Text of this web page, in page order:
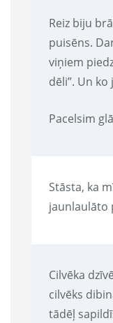
Reiz biju
puisēns.
viņiem
dēli”. Un
Pacelsim
Stāsta, ka
jaunlaulāto
Cilvēka
cilvēks
tādēļ